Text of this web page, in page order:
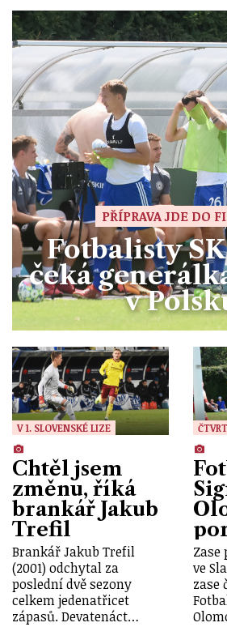
PŘÍPRAVA JDE DO
Fotbalisty
čeká
v
V 1. SLOVENSKÉ LIZE
Chtěl jsem
změnu, říká
brankář Jakub
Trefil
Brankář Jakub Trefil
(2001) odchytal za
poslední dvě sezony
celkem jedenatřicet
zápasů. Devatenáct…
Zase
ve
zase